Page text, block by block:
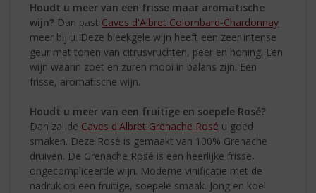
Houdt u meer van een frisse maar aromatische
wijn? Dan past Caves d'Albret Colombard-Chardonnay
meer bij u. Deze bleekgele wijn heeft een zeer intense
geur met tonen van citrusvruchten, peer en honing. Een
wijn waarin zoet en zuren mooi in balans zijn. Een
frisse, aromatische wijn.
Houdt u meer van een fruitige en soepele Rosé?
Dan zal de Caves d'Albret Grenache Rosé u goed
smaken. Deze Rosé is gemaakt van 100% Grenache
druiven. De Grenache Rosé is een heerlijke frisse,
ongecompliceerde wijn. Moderne vinificatie met de
nadruk op een fruitige, soepele smaak. Jong en koel